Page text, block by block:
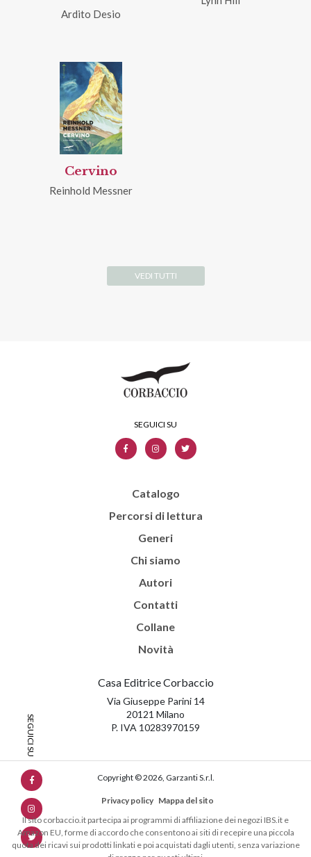
Ardito Desio
Cervino
Reinhold Messner
VEDI TUTTI
Catalogo
Percorsi di lettura
Generi
Chi siamo
Autori
Contatti
Collane
Novità
Casa Editrice Corbaccio
Via Giuseppe Parini 14
20121 Milano
P. IVA 10283970159
Copyright © 2026, Garzanti S.r.l.
Privacy policy Mappa del sito
Il sito corbaccio.it partecipa ai programmi di affiliazione dei negozi IBS.it e
Amazon EU, forme di accordo che consentono ai siti di recepire una piccola
quota dei ricavi sui prodotti linkati e poi acquistati dagli utenti, senza variazione